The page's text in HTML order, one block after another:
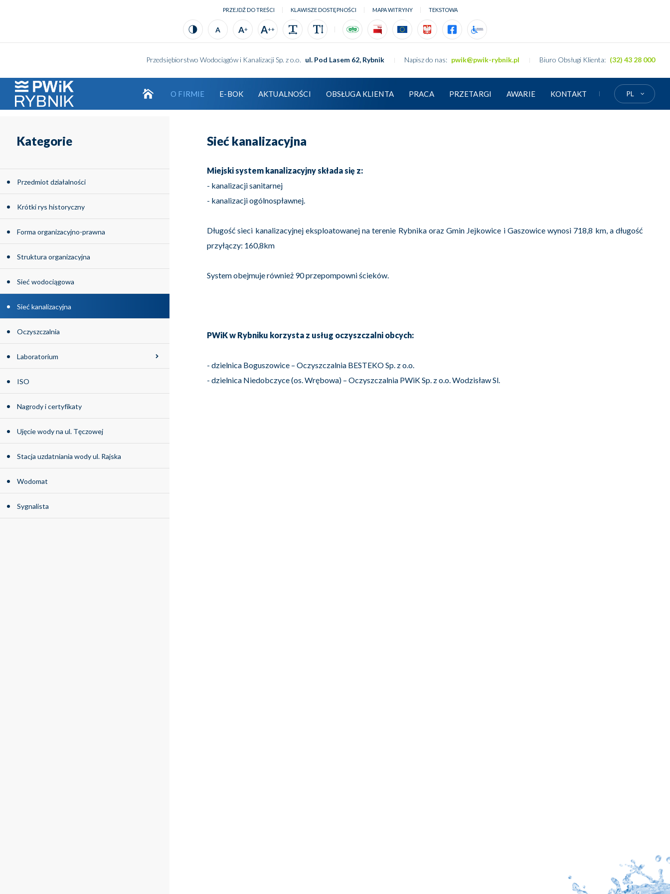
PRZEJDŹ DO TREŚCI KLAWISZE DOSTĘPNOŚCI
Tekstowa ALT 3
Wersja kontrastowa ALT 4
MAPA WITRYNY TEKSTOWA
Kontrast
A Rozmiar 1
A+ Rozmiar 2
A++ Rozmiar 3Odstępy Wysokość liniiwfos ttp://bip.pwik rybnik.plinformacje dotyczace dotacji unijnej
informacje dotyczace dotacji krajowej
ttps://www.facebook.com/PWiK.Rybnik
ttps://www.pwik rybnik.pl/deklaracja dostepnosci
Przedsiębiorstwo Wodociągów i Kanalizacji Sp. z o.o. ul. Pod Lasem 62, Rybnik Napisz do nas: pwik@pwik-rybnik.pl Biuro Obsługi Klienta: (32) 43 28 000
logo
O FIRMIE E-BOK AKTUALNOŚCI OBSŁUGA KLIENTA PRACA PRZETARGI AWARIE KONTAKT PL
Kategorie
Przedmiot działalności
Krótki rys historyczny
Forma organizacyjno-prawna
Struktura organizacyjna
Sieć wodociągowa
Sieć kanalizacyjna
Oczyszczalnia
Laboratorium
ISO
Nagrody i certyfikaty
Ujęcie wody na ul. Tęczowej
Stacja uzdatniania wody ul. Rajska
Wodomat
Sygnalista
Sieć kanalizacyjna
Miejski system kanalizacyjny składa się z:
- kanalizacji sanitarnej
- kanalizacji ogólnospławnej.
Długość sieci kanalizacyjnej eksploatowanej na terenie Rybnika oraz Gmin Jejkowice i Gaszowice wynosi 718,8 km, a długość
przyłączy: 160,8km
System obejmuje również 90 przepompowni ścieków.
PWiK w Rybniku korzysta z usług oczyszczalni obcych:
- dzielnica Boguszowice – Oczyszczalnia BESTEKO Sp. z o.o.
- dzielnica Niedobczyce (os. Wrębowa) – Oczyszczalnia PWiK Sp. z o.o. Wodzisław Sl.